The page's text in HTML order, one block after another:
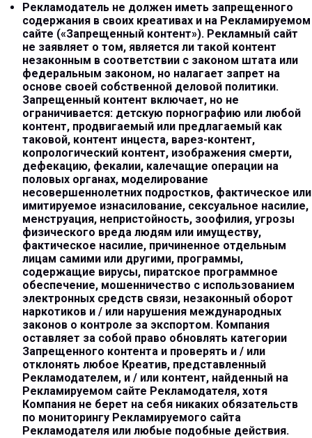
Рекламодатель не должен иметь запрещенного
содержания в своих креативах и на Рекламируемом
сайте («Запрещенный контент»). Рекламный сайт
не заявляет о том, является ли такой контент
незаконным в соответствии с законом штата или
федеральным законом, но налагает запрет на
основе своей собственной деловой политики.
Запрещенный контент включает, но не
ограничивается: детскую порнографию или любой
контент, продвигаемый или предлагаемый как
таковой, контент инцеста, варез-контент,
копрологический контент, изображения смерти,
дефекацию, фекалии, калечащие операции на
половых органах, моделирование
несовершеннолетних подростков, фактическое или
имитируемое изнасилование, сексуальное насилие,
менструация, непристойность, зоофилия, угрозы
физического вреда людям или имуществу,
фактическое насилие, причиненное отдельным
лицам самими или другими, программы,
содержащие вирусы, пиратское программное
обеспечение, мошенничество с использованием
электронных средств связи, незаконный оборот
наркотиков и / или нарушения международных
законов о контроле за экспортом. Компания
оставляет за собой право обновлять категории
Запрещенного контента и проверять и / или
отклонять любое Креатив, представленный
Рекламодателем, и / или контент, найденный на
Рекламируемом сайте Рекламодателя, хотя
Компания не берет на себя никаких обязательств
по мониторингу Рекламируемого сайта
Рекламодателя или любые подобные действия.